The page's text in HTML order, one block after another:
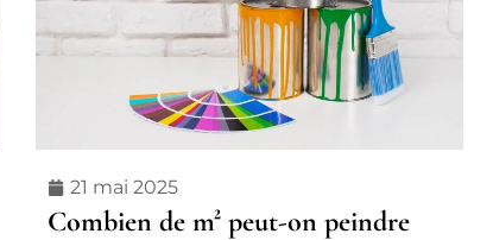
21 mai 2025
Combien de m² peut-on peindre